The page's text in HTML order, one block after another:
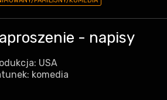
- napisy
USA
komedia